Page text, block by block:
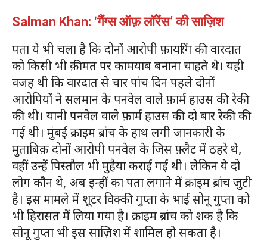
Salman Khan: ‘गैंग्स ऑफ़ लॉरेंस’ की साज़िश
पता ये भी चला है कि दोनों आरोपी फ़ायरिंग की वारदात
को किसी भी क़ीमत पर कामयाब बनाना चाहते थे। यही
वजह थी कि वारदात से चार पांच दिन पहले दोनों
आरोपियों ने सलमान के पनवेल वाले फ़ार्म हाउस की रेकी
की थी। यानी पनवेल वाले फ़ार्म हाउस की दो बार रेकी की
गई थी। मुंबई क्राइम ब्रांच के हाथ लगी जानकारी के
मुताबिक़ दोनों आरोपी पनवेल के जिस फ़्लैट में ठहरे थे,
वहीं उन्हें पिस्तौल भी मुहैया कराई गई थी। लेकिन ये दो
लोग कौन थे, अब इन्हीं का पता लगाने में क्राइम ब्रांच जुटी
है। इस मामले में शूटर विक्की गुप्ता के भाई सोनू गुप्ता को
भी हिरासत में लिया गया है। क्राइम ब्रांच को शक है कि
सोनू गुप्ता भी इस साज़िश में शामिल हो सकता है।